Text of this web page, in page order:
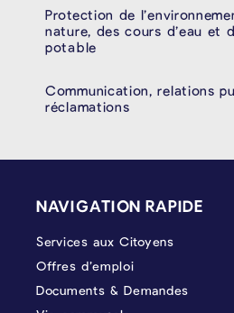
Protection de
nature, des cours d’eau et
potable
Communication, relations
réclamations
NAVIGATION RAPIDE
Services aux Citoyens
Offres d’emploi
Documents & Demandes